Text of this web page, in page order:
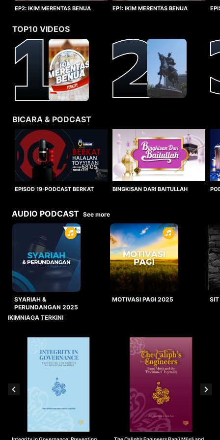
EP2: IKIM MERENTAS BENUA
EP1: IKIM MERENTAS BENUA
TOP10 VIDEOS
BICARA & PODCAST
58:05
EPISOD 19-PODCAST BERKAT
BINGKISAN DARI BAITULLAH
AUDIO PODCAST See more
SYARIAH &
PERUNDANGAN 2025
MOTIVASI PAGI 2025
IKIMNIAGA TERKINI